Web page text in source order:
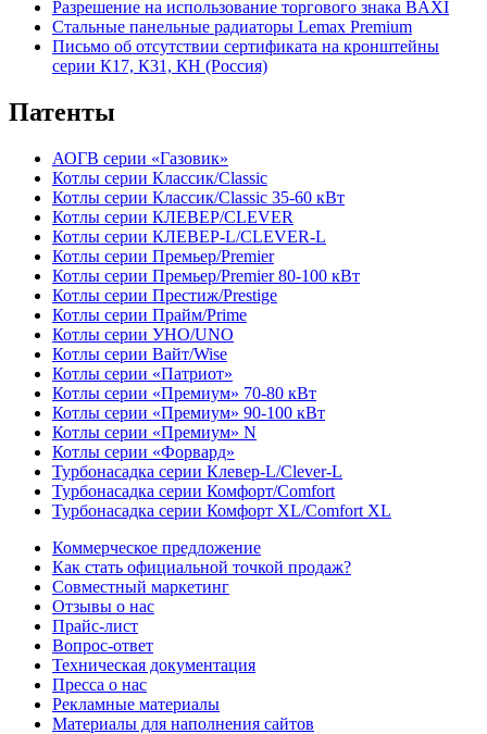
Разрешение на использование торгового знака BAXI
Стальные панельные радиаторы Lemax Premium
Письмо об отсутствии сертификата на кронштейны
серии К17, К31, КН (Россия)
Патенты
АОГВ серии «Газовик»
Котлы серии Классик/Classic
Котлы серии Классик/Classic 35-60 кВт
Котлы серии КЛЕВЕР/CLEVER
Котлы серии КЛЕВЕР-L/CLEVER-L
Котлы серии Премьер/Premier
Котлы серии Премьер/Premier 80-100 кВт
Котлы серии Престиж/Prestige
Котлы серии Прайм/Prime
Котлы серии УНО/UNO
Котлы серии Вайт/Wise
Котлы серии «Патриот»
Котлы серии «Премиум» 70-80 кВт
Котлы серии «Премиум» 90-100 кВт
Котлы серии «Премиум» N
Котлы серии «Форвард»
Турбонасадка серии Клевер-L/Clever-L
Турбонасадка серии Комфорт/Comfort
Турбонасадка серии Комфорт XL/Comfort XL
Коммерческое предложение
Как стать официальной точкой продаж?
Совместный маркетинг
Отзывы о нас
Прайс-лист
Вопрос-ответ
Техническая документация
Пресса о нас
Рекламные материалы
Материалы для наполнения сайтов